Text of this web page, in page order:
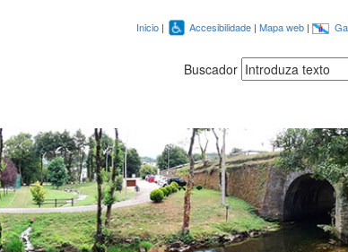
Inicio | Accesibilidade | Mapa web |
Buscador